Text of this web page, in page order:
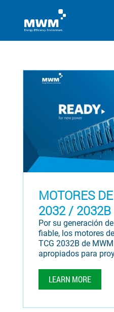
MOTORES
2032 / 2032B
Por su generación
fiable, los motores
TCG 2032B de
apropiados para
LEARN MORE